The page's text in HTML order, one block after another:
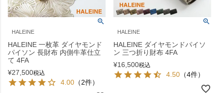
HALEINE
HALEINE 一枚革 ダイヤモンド
パイソン 長財布 内側牛革仕立
て 4FA
¥27,500税込
4.00 （2件）
HALEINE
HALEINE ダイヤモンドパイソ
ン 三つ折り財布 4FA
¥16,500税込
4.50 （4件）